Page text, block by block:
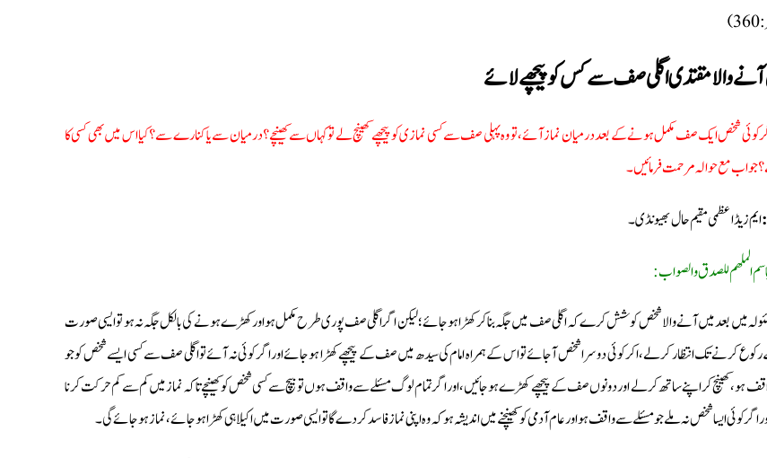
والا مقتدی اگلی صف سے کس کو پیچھے لائے
کوئی شخص ایک صف مکمل ہونے کے بعد درمیان نماز آئے، تو وہ پہلی صف سے کسی نمازی کو پیچھے کھینچ لے تو کہاں سے کھینچے؟ درمیان سے یا کنارے سے؟ کیا اس میں بھی کسی کا
جواب مع حوالہ مرحمت فرمائیں۔
ایم زیڈ اعظمی مقیم حال بھیونڈی۔
الملھم للصدق والصواب:
میں بعد میں آنے والا شخص کوشش کرے کہ اگلی صف میں جگہ بناکر کھڑا ہوجائے؛ لیکن اگر اگلی صف پوری طرح مکمل ہو اور کھڑے ہونے کی بالکل جگہ نہ ہو تو ایسی صورت
رکوع کرنے تک انتظار کرلے، اکر کوئی دوسرا شخص آجائے تو اس کے ہمراہ امام کی سیدھ میں صف کے پیچھے کھڑا ہوجائے اور اگر کوئی نہ آئے تو اگلی صف سے کسی ایسے شخص کو جو
ہو، کھینچ کر اپنے ساتھ کرلے اور دونوں صف کے پیچھے کھڑے ہوجائیں، اور اگر تمام لوگ مسئلے سے واقف ہوں تو بیچ سے کسی شخص کو کھینچے تاکہ نماز میں کم سے کم حرکت کرنا
اگر کوئی ایسا شخص نہ ملے جو مسئلے سے واقف ہو اور عام آدمی کو کھینچنے میں اندیشہ ہو کہ وہ اپنی نماز فاسد کردے گا تو ایسی صورت میں اکیلا ہی کھڑا ہوجائے، نماز ہوجائے گی۔